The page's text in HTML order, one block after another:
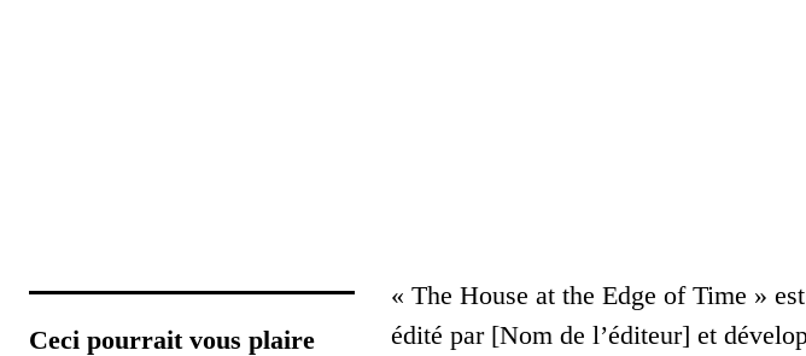
Ceci pourrait vous plaire
« The House at the Edge of Time »
édité par [Nom de l’éditeur] et